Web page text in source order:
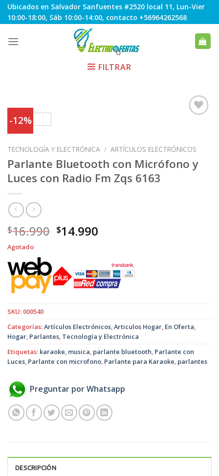
Skip
to
Ubicados en Salvador Sanfuentes #2520 local 11, Lun-Vier
10:00-18:00, Sáb 10:00-14:00, contacto +56964262568
FILTRAR
-12%
a
TECNOLOGÍA Y ELECTRÓNICA / ARTÍCULOS ELECTRÓNICOS
Parlante Bluetooth con Micrófono y
Luces con Radio Fm Zqs 6163
$16.990 El
era:
$16.990.
$14.990
es:
$14.990.
Agotado
SKU: 000540
Categorías:Artículos Electrónicos,Articulos Hogar, En Oferta,
Hogar, Parlantes, Tecnología y Electrónica
Etiquetas: karaoke, musica, parlante bluetooth, Parlante con
Luces, Parlante con microfono, Parlante para Karaoke, parlantes
Preguntar por Whatsapp
DESCRIPCIÓN